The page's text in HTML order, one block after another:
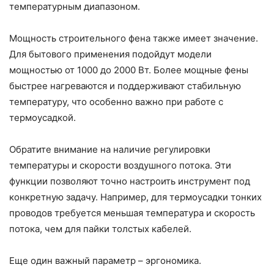
температурным диапазоном.
Мощность строительного фена также имеет значение.
Для бытового применения подойдут модели
мощностью от 1000 до 2000 Вт. Более мощные фены
быстрее нагреваются и поддерживают стабильную
температуру, что особенно важно при работе с
термоусадкой.
Обратите внимание на наличие регулировки
температуры и скорости воздушного потока. Эти
функции позволяют точно настроить инструмент под
конкретную задачу. Например, для термоусадки тонких
проводов требуется меньшая температура и скорость
потока, чем для пайки толстых кабелей.
Еще один важный параметр – эргономика.